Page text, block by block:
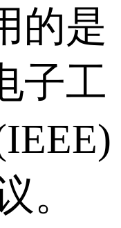
的是
子工
。